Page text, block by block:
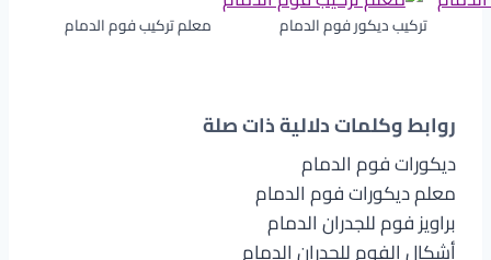
تركيب ديكور فوم الدمام معلم تركيب فوم الدمام
روابط وكلمات دلالية ذات صلة
ديكورات فوم الدمام
معلم ديكورات فوم الدمام
براويز فوم للجدران الدمام
أشكال الفوم للجدران الدمام